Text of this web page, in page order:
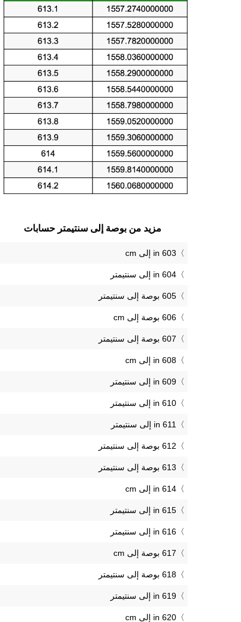
مزيد من بوصة إلى سنتيمتر حسابات
603 in إلى cm
604 in إلى سنتيمتر
605 بوصة إلى سنتيمتر
606 بوصة إلى cm
607 بوصة إلى سنتيمتر
608 in إلى cm
609 in إلى سنتيمتر
610 in إلى سنتيمتر
611 in إلى سنتيمتر
612 بوصة إلى سنتيمتر
613 بوصة إلى سنتيمتر
614 in إلى cm
615 in إلى سنتيمتر
616 in إلى سنتيمتر
617 بوصة إلى cm
618 بوصة إلى سنتيمتر
619 in إلى سنتيمتر
620 in إلى cm